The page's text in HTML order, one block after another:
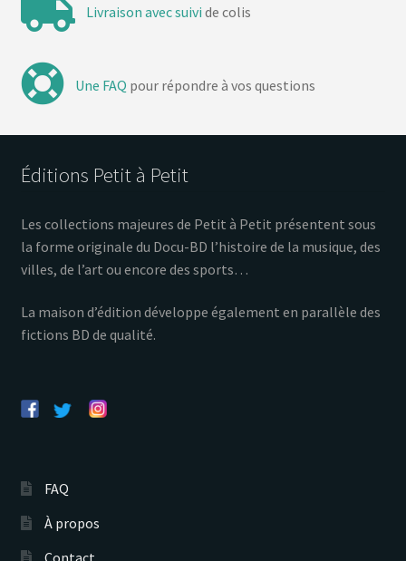
Livraison avec suivi de colis
Une FAQ pour répondre à vos questions
Éditions Petit à Petit
Les collections majeures de Petit à Petit présentent sous
la forme originale du Docu-BD l’histoire de la musique, des
villes, de l’art ou encore des sports…
La maison d’édition développe également en parallèle des
fictions BD de qualité.
FAQ
À propos
Contact